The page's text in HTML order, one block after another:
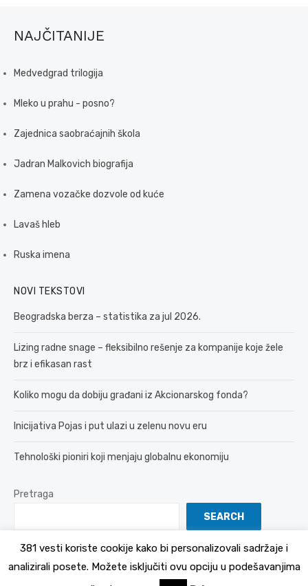
NAJČITANIJE
Medvedgrad trilogija
Mleko u prahu - posno?
Zajednica saobraćajnih škola
Jadran Malkovich biografija
Zamena vozačke dozvole od kuće
Lavaš hleb
Ruska imena
NOVI TEKSTOVI
Beogradska berza – statistika za jul 2026.
Lizing radne snage – fleksibilno rešenje za kompanije koje žele
brz i efikasan rast
Koliko mogu da dobiju građani iz Akcionarskog fonda?
Inicijativa Pojas i put ulazi u zelenu novu eru
Tehnološki pioniri koji menjaju globalnu ekonomiju
Pretraga
SEARCH
Politika Privatnosti
381 vesti koriste cookije kako bi personalizovali sadržaje i
analizirali posete. Možete isključiti ovu opciju u podešavanjima